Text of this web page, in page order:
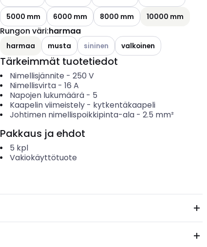
5000 mm
6000 mm 8000 mm 10000 mm
Rungon väri:harmaa
harmaa musta Katso käytettävissä olevat vaihtoehdot
sininen valkoinen
Tärkeimmät tuotetiedot
Nimellisjännite - 250 V
Nimellisvirta- 16 A
Napojen lukumäärä- 5
Kaapelin viimeistely- kytkentäkaapeli
Johtimen nimellispoikkipinta-ala- 2.5 mm²
Pakkaus ja ehdot
5 kpl
Vakiokäyttötuote